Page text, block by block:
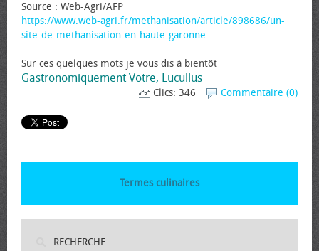
Source : Web-Agri/AFP
https://www.web-agri.fr/methanisation/article/898686/un-
site-de-methanisation-en-haute-garonne
Sur ces quelques mots je vous dis à bientôt
Gastronomiquement Votre, Lucullus
Commentaire (0)
Clics: 346
Termes culinaires